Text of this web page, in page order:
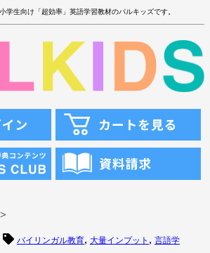
学生向け「超効率」英語学習教材のパルキッズです。
>
バイリンガル教育, 大量インプット , 言語学